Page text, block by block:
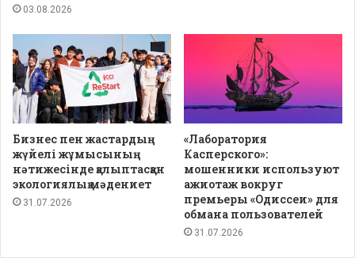
03.08.2026
Бизнес пен жастардың
жүйелі жұмысының
нәтижесінде қалыптасқан
экологиялық мәдениет
31.07.2026
«Лаборатория
Касперского»:
мошенники используют
ажиотаж вокруг
премьеры «Одиссеи» для
обмана пользователей
31.07.2026